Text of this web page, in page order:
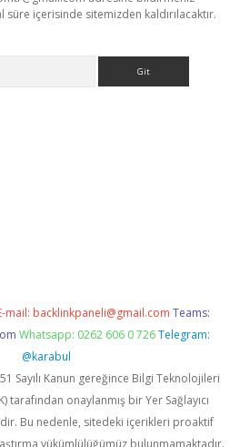
içerisinde sitemizden kaldırılacaktır.
mail: backlinkpaneli@gmail.com Teams:
Whatsapp: 0262 606 0 726 Telegram:
@karabul
Sayılı Kanun gereğince Bilgi Teknolojileri
tarafından onaylanmış bir Yer Sağlayıcı
Bu nedenle, sitedeki içerikleri proaktif
yükümlülüğümüz bulunmamaktadır.